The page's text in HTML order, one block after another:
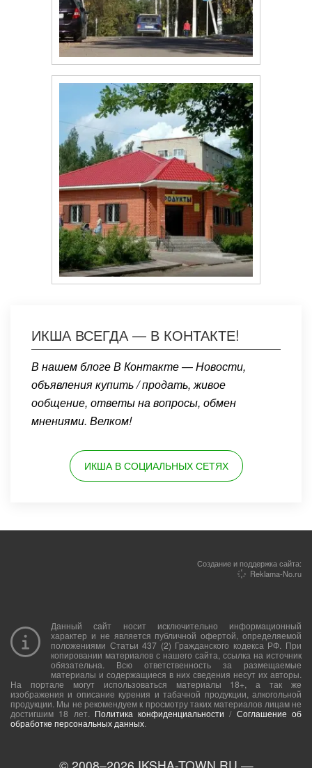
ИКША ВСЕГДА — В КОНТАКТЕ!
В нашем блоге В Контакте — Новости,
объявления купить / продать, живое
ообщение, ответы на вопросы, обмен
мнениями. Велком!
ИКША В СОЦИАЛЬНЫХ СЕТЯХ
Создание и поддержка сайта:
Reklama-No.ru
Данный сайт носит исключительно информационный
характер и не является публичной офертой, определяемой
положениями Статьи 437 (2) Гражданского кодекса РФ. При
копировании материалов с нашего сайта, ссылка на источник
обязательна. Всю ответственность за размещаемые
материалы и содержащиеся в них сведения несут их авторы.
На портале могут использоваться материалы 18+, а так же
изображения и описание курения и табачной продукции, алкогольной
продукции. Мы не рекомендуем к просмотру таких материалов лицам не
достигшим 18 лет. Политика конфиденциальности / Соглашение об
обработке персональных данных.